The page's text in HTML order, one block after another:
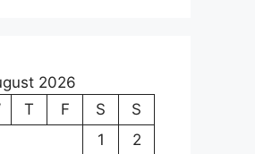
2026
T F S
S
1
2